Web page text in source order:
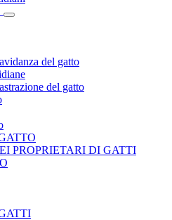
del gatto
del gatto
PROPRIETARI DI GATTI